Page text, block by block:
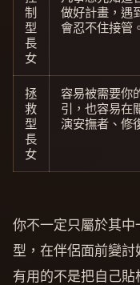
制
型
長
女
做好計畫，遇
會忍不住接管。
拯
救
型
長
女
容易被需要你
引，也容易在
演安撫者、修
你不一定只屬於其
型，在伴侶面前變
有用的不是把自己